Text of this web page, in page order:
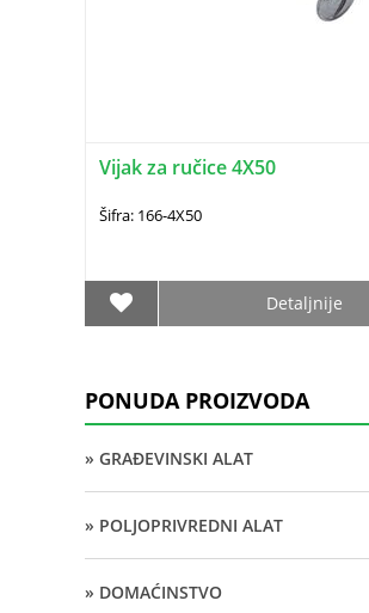
Vijak za ručice 4X50
Šifra: 166-4X50
Detaljnije
PONUDA PROIZVODA
» GRAĐEVINSKI ALAT
» POLJOPRIVREDNI ALAT
» DOMAĆINSTVO